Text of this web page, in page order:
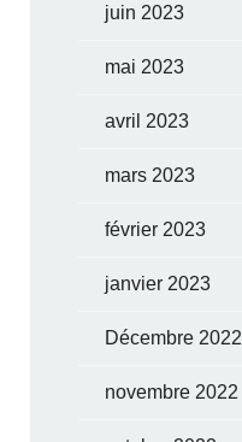
juin 2023
mai 2023
avril 2023
mars 2023
février 2023
janvier 2023
Décembre 2022
novembre 2022